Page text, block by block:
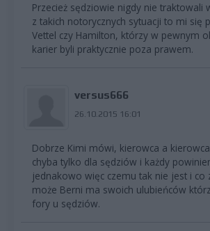
Przecież sędziowie nigdy nie traktowali
z takich notorycznych sytuacji to mi się
Vettel czy Hamilton, którzy w pewnym
karier byli praktycznie poza prawem.
versus666
26.10.2015 16:01
Dobrze Kimi mówi, kierowca a
chyba tylko dla sędziów i każdy
jednakowo więc czemu tak nie jest i co
może Berni ma swoich ulubieńców
fory u sędziów.